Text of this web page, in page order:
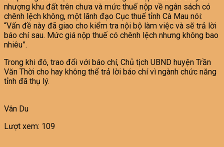
nhượng khu đất trên chưa và mức thuế nộp về ngân sách có
chênh lệch không, một lãnh đạo Cục thuế tỉnh Cà Mau nói:
“Vấn đề này đã giao cho kiểm tra nội bộ làm việc và sẽ trả lời
báo chí sau. Mức giá nộp thuế có chênh lệch nhưng không bao
nhiêu”.
Trong khi đó, trao đổi với báo chí, Chủ tịch UBND huyện Trần
Văn Thời cho hay không thể trả lời báo chí vì ngành chức năng
tỉnh đã thụ lý.
Vân Du
Lượt xem: 109